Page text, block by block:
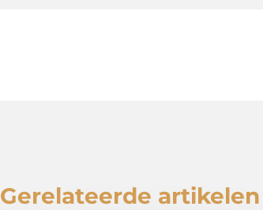
Gerelateerde artikelen